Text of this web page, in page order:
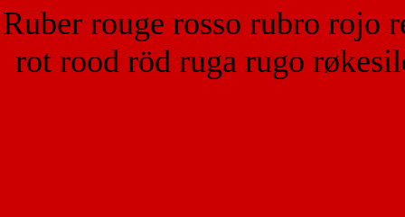
Ruber rouge rosso rubro rojo
rot rood röd ruga rugo